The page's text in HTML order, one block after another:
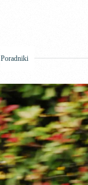
Poradniki